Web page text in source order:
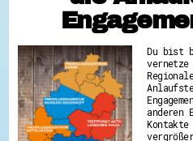
Du bist
anderen
Kontakte